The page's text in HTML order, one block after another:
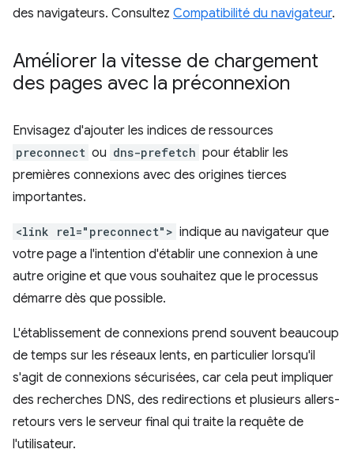
des navigateurs. Consultez Compatibilité du navigateur.
Améliorer la vitesse de chargement
des pages avec la préconnexion
Envisagez d'ajouter les indices de ressources
preconnect ou dns-prefetch pour établir les
premières connexions avec des origines tierces
importantes.
<link rel="preconnect"> indique au navigateur que
votre page a l'intention d'établir une connexion à une
autre origine et que vous souhaitez que le processus
démarre dès que possible.
L'établissement de connexions prend souvent beaucoup
de temps sur les réseaux lents, en particulier lorsqu'il
s'agit de connexions sécurisées, car cela peut impliquer
des recherches DNS, des redirections et plusieurs allers-
retours vers le serveur final qui traite la requête de
l'utilisateur.